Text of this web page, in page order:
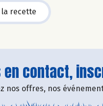
recette
en contact,
nos offres, nos